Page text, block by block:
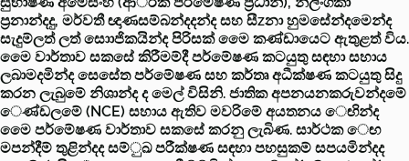
ප්‍රනාන්දදු, මර්වතී ඥාණසම්බන්දදන්ද සහ සීzනා හුමසේන්දමෙන්ද
සැදුම්ලත් ලත් සාොජිකයින්ද පිරිසක් මෙෙ කණ්ඩායෙට ඇතුළත් විය.
මෙෙ වාර්තාව සකසේ කිරීමම්දී පර්මේෂණ කටයුතු සඳහා සහාය
ලබාමදමින්ද සෙසේත පර්මේෂණ සහ කර්තෘ අධීක්ෂණ කටයුතු සිදු
කරන ලැබුමේ නිශාන්ද ද මෙල් විසිනි. ජාතික අපනයනකරුවන්දමේ
ෙණ්ඩලමේ (NCE) සහාය ඇතිව මවරිමේ අයතනය ෙඟින්ද
මෙෙ පර්මේෂණ වාර්තාව සකසේ කරනු ලැබිණ. සාර්ථක ෙඟ
මපන්දීම් තුළින්දද සම්ුඛ පරීක්ෂණ සඳහා පහසුකම් සපයමින්දද